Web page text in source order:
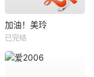
加油！美玲
已完结